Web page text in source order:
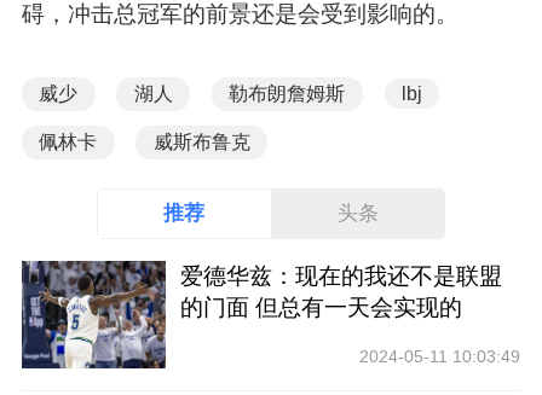
碍，冲击总冠军的前景还是会受到影响的。
威少 湖人 勒布朗詹姆斯 lbj
佩林卡 威斯布鲁克
推荐 头条
爱德华兹：现在的我还不是联盟
的门面 但总有一天会实现的
2024-05-11 10:03:49